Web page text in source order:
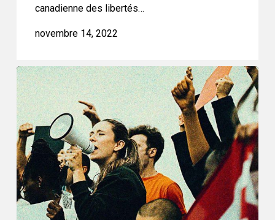
canadienne des libertés…
novembre 14, 2022
Abrogation
du
projet
de
loi
28
–
Une
énorme
victoire